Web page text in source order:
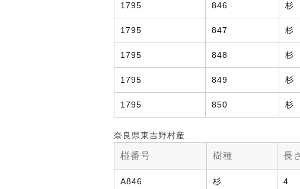
1795 846 杉
1795 847 杉
1795 848 杉
1795 849 杉
1795 850 杉
奈良県東吉野村産
椪番号 樹種 長
A846 杉 4